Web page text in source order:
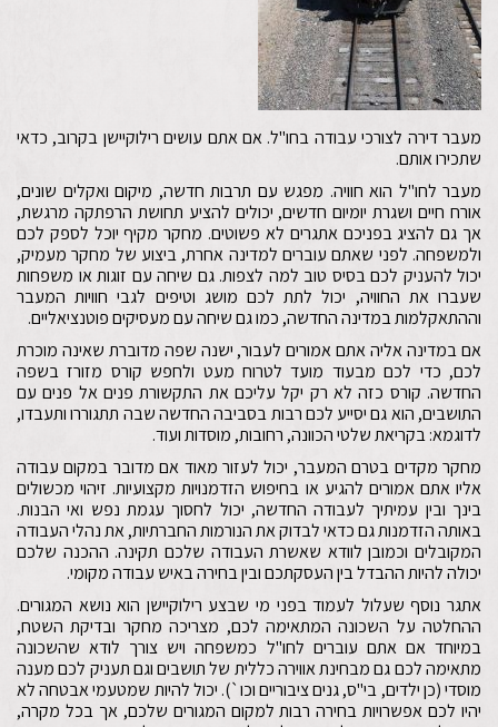
מעבר דירה לצורכי עבודה בחו"ל. אם אתם עושים רילוקיישן בקרוב, כדאי
שתכירו אותם.
מעבר לחו"ל הוא חוויה. מפגש עם תרבות חדשה, מיקום ואקלים שונים,
אורח חיים ושגרת יומיום חדשים, יכולים להציע תחושת הרפתקה מרגשת,
אך גם להציג בפניכם אתגרים לא פשוטים. מחקר מקיף יוכל לספק לכם
ולמשפחה. לפני שאתם עוברים למדינה אחרת, ביצוע של מחקר מעמיק,
יכול להעניק לכם בסיס טוב למה לצפות. גם שיחה עם זוגות או משפחות
שעברו את החוויה, יכול לתת לכם מושג וטיפים לגבי חוויות המעבר
וההתאקלמות במדינה החדשה, כמו גם שיחה עם מעסיקים פוטנציאליים.
אם במדינה אליה אתם אמורים לעבור, ישנה שפה מדוברת שאינה מוכרת
לכם, כדי לכם מבעוד מועד לטרוח מעט ולחפש קורס מזורז בשפה
החדשה. קורס כזה לא רק יקל עליכם את התקשורת פנים אל פנים עם
התושבים, הוא גם יסייע לכם רבות בסביבה החדשה שבה תתגוררו ותעבדו,
לדוגמא: בקריאת שלטי הכוונה, רחובות, מוסדות ועוד.
מחקר מקדים בטרם המעבר, יכול לעזור מאוד אם מדובר במקום עבודה
אליו אתם אמורים להגיע או בחיפוש הזדמנויות מקצועיות. זיהוי מכשולים
בינך ובין עמיתיך לעבודה החדשה, יכול לחסוך עגמת נפש ואי הבנות.
באותה הזדמנות גם כדאי לבדוק את הנורמות החברתיות, את נהלי העבודה
המקובלים וכמובן לוודא שאשרת העבודה שלכם תקינה. ההכנה שלכם
יכולה להיות ההבדל בין העסקתכם ובין בחירה באיש עבודה מקומי.
אתגר נוסף שעלול לעמוד בפני מי שבצע רילוקיישן הוא נושא המגורים.
ההחלטה על השכונה המתאימה לכם, מצריכה מחקר ובדיקת השטח,
במיוחד אם אתם עוברים לחו"ל כמשפחה ויש צורך לודא שהשכונה
מתאימה לכם גם מבחינת אווירה כללית של תושבים וגם תעניק לכם מענה
מוסדי (כן ילדים, בי"ס, גנים ציבוריים וכו`). יכול להיות שמטעמי אבטחה לא
יהיו לכם אפשרויות בחירה רבות למקום המגורים שלכם, אך בכל מקרה,